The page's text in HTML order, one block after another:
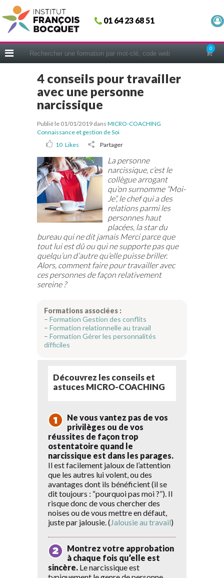
01 64 23 68 51
0
Fermer
ACCUEIL
CERIFICATIONS
INTRAS | SUR-MESURE
COACHING
NOUS CONNAÎTRE
CONSEILS MICRO-COACHING
PODCAST
WEBINAIRES
QUESTIONNAIRE GRATUIT
4 conseils pour travailler
avec une personne
narcissique
Publié le 01/01/2019 dans MICRO-COACHING
Connaissance et gestion de Soi
10 Likes Partager
La personne
narcissique, c’est le
collègue arrogant
qu’on surnomme “Moi-
Je”, le chef qui a des
relations parmi les
personnes haut
placées, la star du
bureau qui ne dit jamais Merci parce que
tout lui est dû ou qui ne supporte pas que
quelqu’un d’autre qu’elle puisse briller.
Alors, comment faire pour travailler avec
ces personnes de façon relativement
sereine ?
Formations associées :
– Formation Gestion des conflits
– Formation relationnelle au travail
– Formation Gérer les personnalités
difficiles
Découvrez les conseils et
astuces MICRO-COACHING
Ne vous vantez pas de vos
privilèges ou de vos
réussites de façon trop
ostentatoire quand le
narcissique est dans les parages.
Il est facilement jaloux de l’attention
que les autres lui volent, ou des
avantages dont ils bénéficient (il se
dit toujours : “pourquoi pas moi ?”). Il
risque donc de vous chercher des
noises ou de vous mettre en défaut,
juste par jalousie. (Jalousie au travail)
Montrez votre approbation
à chaque fois qu’elle est
sincère. Le narcissique est